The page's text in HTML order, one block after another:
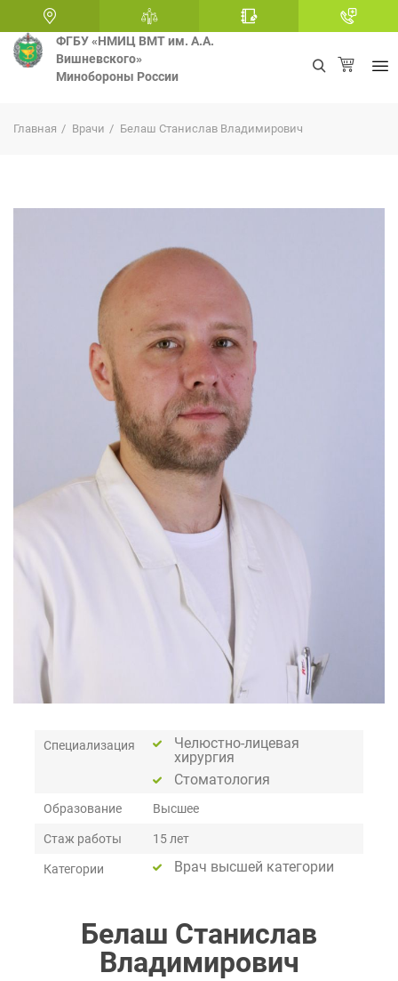
ФГБУ «НМИЦ ВМТ им. А.А.
Вишневского»
Минобороны России
Главная Врачи Белаш Станислав Владимирович
Специализация
Челюстно-лицевая
хирургия
Стоматология
Образование Высшее
Стаж работы 15 лет
Категории Врач высшей категории
Белаш Станислав
Владимирович